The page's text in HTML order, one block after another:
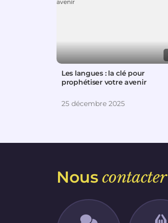
Les langues : la clé pour
prophétiser votre avenir
25 décembre 2025
Nouscontacter